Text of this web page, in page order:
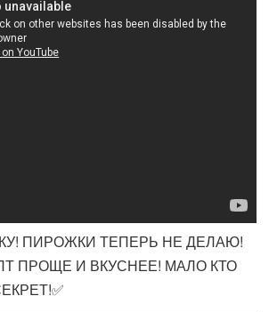
ПИРОЖКИ ТЕПЕРЬ НЕ ДЕЛАЮ!
ПРОЩЕ И ВКУСНЕЕ! МАЛО КТО